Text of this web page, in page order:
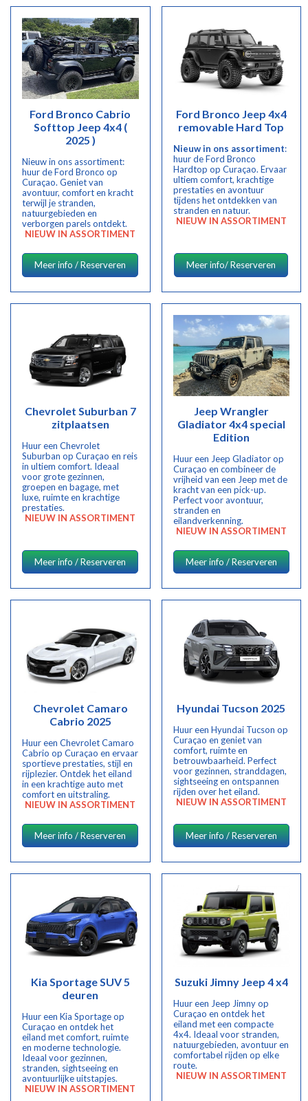
Ford Bronco Cabrio
Softtop Jeep 4x4 (
2025 )
Nieuw in ons assortiment:
huur de Ford Bronco op
Curaçao. Geniet van
avontuur, comfort en kracht
terwijl je stranden,
natuurgebieden en
verborgen parels ontdekt.
NIEUW IN ASSORTIMENT
Meer info / Reserveren
Ford Bronco Jeep 4x4
removable Hard Top
Nieuw in ons assortiment:
huur de Ford Bronco
Hardtop op Curaçao. Ervaar
ultiem comfort, krachtige
prestaties en avontuur
tijdens het ontdekken van
stranden en natuur.
NIEUW IN ASSORTIMENT
Meer info/ Reserveren
Chevrolet Suburban 7
zitplaatsen
Huur een Chevrolet
Suburban op Curaçao en reis
in ultiem comfort. Ideaal
voor grote gezinnen,
groepen en bagage, met
luxe, ruimte en krachtige
prestaties.
NIEUW IN ASSORTIMENT
Meer info / Reserveren
Jeep Wrangler
Gladiator 4x4 special
Edition
Huur een Jeep Gladiator op
Curaçao en combineer de
vrijheid van een Jeep met de
kracht van een pick-up.
Perfect voor avontuur,
stranden en
eilandverkenning.
NIEUW IN ASSORTIMENT
Meer info / Reserveren
Chevrolet Camaro
Cabrio 2025
Huur een Chevrolet Camaro
Cabrio op Curaçao en ervaar
sportieve prestaties, stijl en
rijplezier. Ontdek het eiland
in een krachtige auto met
comfort en uitstraling.
NIEUW IN ASSORTIMENT
Meer info / Reserveren
Hyundai Tucson 2025
Huur een Hyundai Tucson op
Curaçao en geniet van
comfort, ruimte en
betrouwbaarheid. Perfect
voor gezinnen, stranddagen,
sightseeing en ontspannen
rijden over het eiland.
NIEUW IN ASSORTIMENT
Meer info / Reserveren
Kia Sportage SUV 5
deuren
Huur een Kia Sportage op
Curaçao en ontdek het
eiland met comfort, ruimte
en moderne technologie.
Ideaal voor gezinnen,
stranden, sightseeing en
avontuurlijke uitstapjes.
NIEUW IN ASSORTIMENT
Suzuki Jimny Jeep 4 x4
Huur een Jeep Jimny op
Curaçao en ontdek het
eiland met een compacte
4x4. Ideaal voor stranden,
natuurgebieden, avontuur en
comfortabel rijden op elke
route.
NIEUW IN ASSORTIMENT